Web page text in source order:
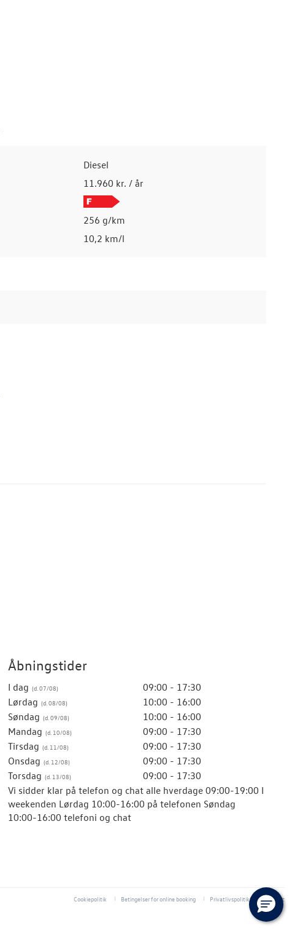
Diesel
11.960 kr. / år
256 g/km
10,2 km/l
Åbningstider
I dag
09:00 - 17:30
Lørdag
10:00 - 16:00
Søndag
10:00 - 16:00
Mandag
09:00 - 17:30
Tirsdag
09:00 - 17:30
Onsdag
09:00 - 17:30
Torsdag
09:00 - 17:30
Vi sidder klar på telefon og chat alle hverdage 09:00-19:00 I
weekenden Lørdag 10:00-16:00 på telefonen Søndag
10:00-16:00 telefoni og chat
Cookiepolitik Betingelser for online booking Privatlivspolitik Kontakt